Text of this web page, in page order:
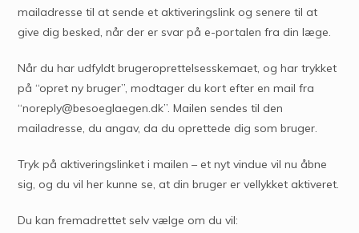
mailadresse til at sende et aktiveringslink og senere til at
give dig besked, når der er svar på e-portalen fra din læge.
Når du har udfyldt brugeroprettelsesskemaet, og har trykket
på “opret ny bruger”, modtager du kort efter en mail fra
“noreply@besoeglaegen.dk”. Mailen sendes til den
mailadresse, du angav, da du oprettede dig som bruger.
Tryk på aktiveringslinket i mailen – et nyt vindue vil nu åbne
sig, og du vil her kunne se, at din bruger er vellykket aktiveret.
Du kan fremadrettet selv vælge om du vil: